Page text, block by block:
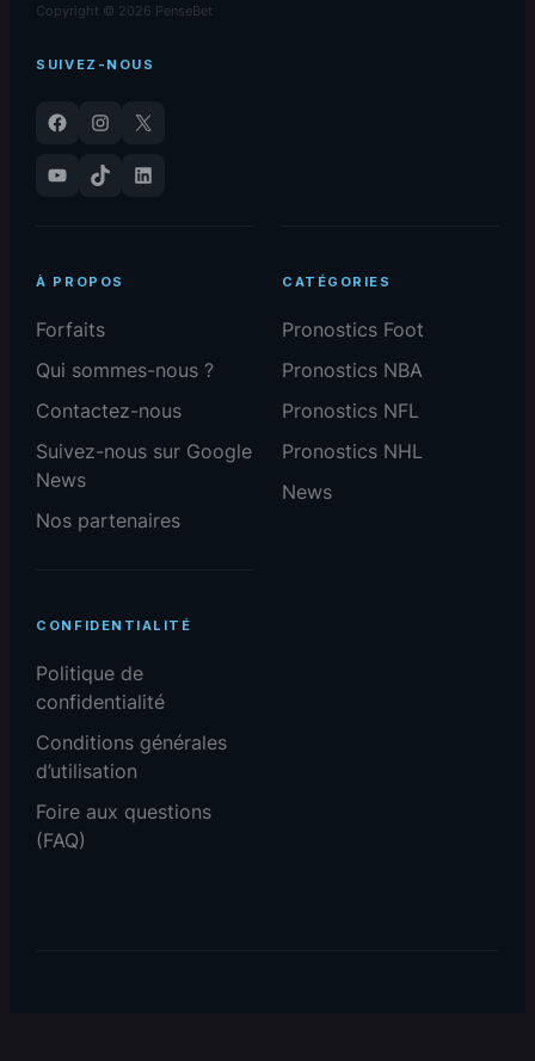
Copyright © 2026 PenseBet
SUIVEZ-NOUS
Facebook Instagram
X
YouTube
TikTok LinkedIn
À PROPOS
Forfaits
Qui sommes-nous ?
Contactez-nous
Suivez-nous sur Google
News
Nos partenaires
CATÉGORIES
Pronostics Foot
Pronostics NBA
Pronostics NFL
Pronostics NHL
News
CONFIDENTIALITÉ
Politique de
confidentialité
Conditions générales
d’utilisation
Foire aux questions
(FAQ)